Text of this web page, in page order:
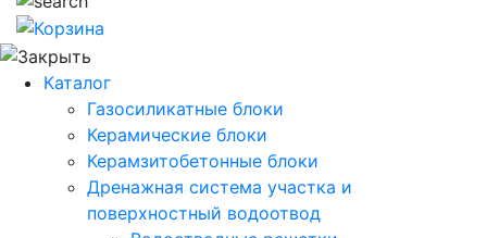
Каталог
Газосиликатные блоки
Керамические блоки
Керамзитобетонные блоки
Дренажная система участка и
поверхностный водоотвод